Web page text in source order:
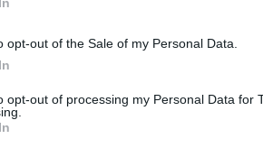
opt-out of the Sale of my Personal Data.
opt-out of processing my Personal Data for
από λύσσα. Σε αυτά
τα παραγωγικά ζώα, όπως
αλεπούδες και τσακάλια.
είδη, είναι
όμως στην πράξη θεωρείται